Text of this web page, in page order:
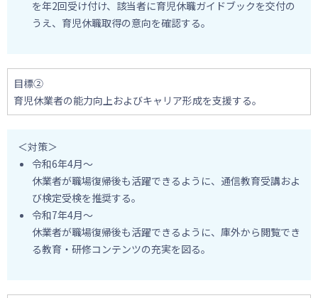
を年2回受け付け、該当者に育児休職ガイドブックを交付の
うえ、育児休職取得の意向を確認する。
目標②
育児休業者の能力向上およびキャリア形成を支援する。
＜対策＞
令和6年4月～
休業者が職場復帰後も活躍できるように、通信教育受講およ
び検定受検を推奨する。
令和7年4月～
休業者が職場復帰後も活躍できるように、庫外から閲覧でき
る教育・研修コンテンツの充実を図る。